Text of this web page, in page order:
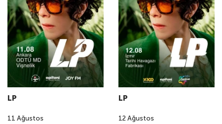
LP
11 Ağustos
LP
12Ağustos